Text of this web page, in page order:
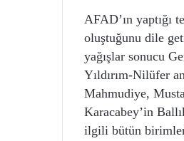
AFAD’ın yaptığı
oluştuğunu dile
yağışlar sonucu
Yıldırım-Nilüfer
Mahmudiye,
Karacabey’in
ilgili bütün